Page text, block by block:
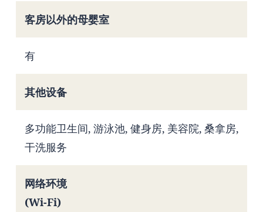
客房以外的母婴室
有
其他设备
多功能卫生间, 游泳池, 健身房, 美容院, 桑拿房,
干洗服务
网络环境
(Wi-Fi)